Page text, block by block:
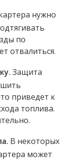
нужно
по
отвалиться.
Защита
приведет к
топлива.
В некоторых
может